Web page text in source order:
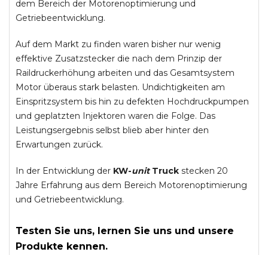
dem Bereich der Motorenoptimierung und
Getriebeentwicklung.
Auf dem Markt zu finden waren bisher nur wenig
effektive Zusatzstecker die nach dem Prinzip der
Raildruckerhöhung arbeiten und das Gesamtsystem
Motor überaus stark belasten. Undichtigkeiten am
Einspritzsystem bis hin zu defekten Hochdruckpumpen
und geplatzten Injektoren waren die Folge. Das
Leistungsergebnis selbst blieb aber hinter den
Erwartungen zurück.
In der Entwicklung der KW-unitTruck stecken 20
Jahre Erfahrung aus dem Bereich Motorenoptimierung
und Getriebeentwicklung.
Testen Sie uns, lernen Sie uns und unsere
Produkte kennen.